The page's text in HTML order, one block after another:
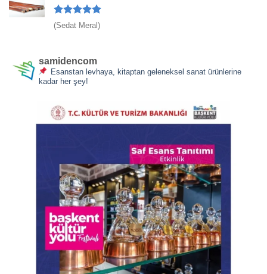
5 üzerinden
5
(Sedat Meral)
samidencom
Esanstan levhaya, kitaptan geleneksel sanat ürünlerine
kadar her şey!